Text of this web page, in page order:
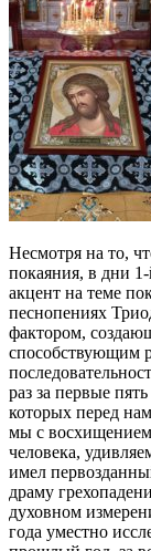
Несмотря на то,
покаяния, в дни
акцент на теме
песнопениях
фактором,
способствующим
раз за первые
которых перед
мы с
человека,
имел
драму
духовном
года уместно